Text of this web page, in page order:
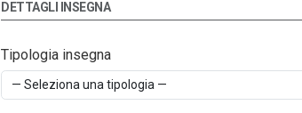
DETTAGLI INSEGNA
Tipologia insegna